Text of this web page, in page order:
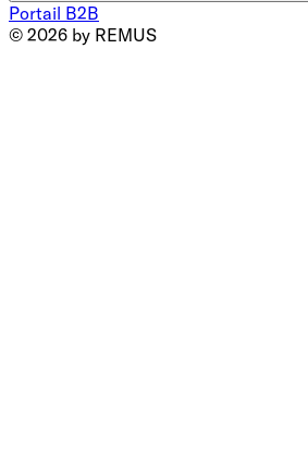
Portail B2B
© 2026 by REMUS